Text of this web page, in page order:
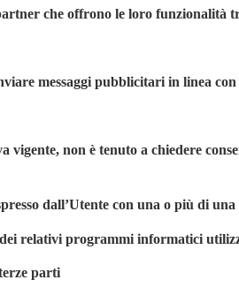
che offrono le loro funzionalità
messaggi pubblicitari in linea
non è tenuto a chiedere
dall’Utente con una o più di
relativi programmi informatici
parti